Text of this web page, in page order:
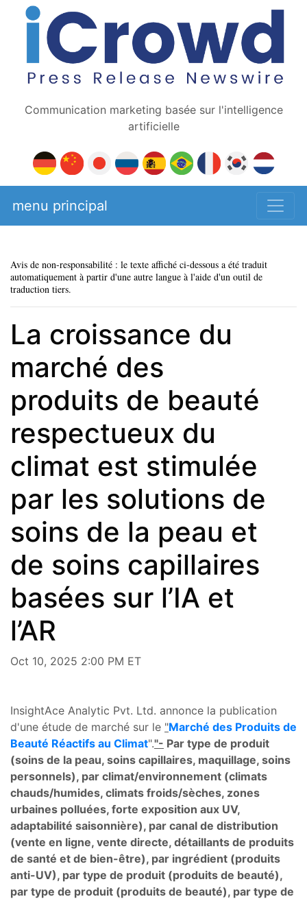
Communication marketing basée sur l'intelligence
artificielle
menu principal
Avis de non-responsabilité : le texte affiché ci-dessous a été traduit
automatiquement à partir d'une autre langue à l'aide d'un outil de
traduction tiers.
La croissance du
marché des
produits de beauté
respectueux du
climat est stimulée
par les solutions de
soins de la peau et
de soins capillaires
basées sur l’IA et
l’AR
Oct 10, 2025 2:00 PM ET
InsightAce Analytic Pvt. Ltd. annonce la publication
d'une étude de marché sur le "Marché des Produits de
Beauté Réactifs au Climat"."- Par type de produit
(soins de la peau, soins capillaires, maquillage, soins
personnels), par climat/environnement (climats
chauds/humides, climats froids/sèches, zones
urbaines polluées, forte exposition aux UV,
adaptabilité saisonnière), par canal de distribution
(vente en ligne, vente directe, détaillants de produits
de santé et de bien-être), par ingrédient (produits
anti-UV), par type de produit (produits de beauté),
par type de produit (produits de beauté), par type de